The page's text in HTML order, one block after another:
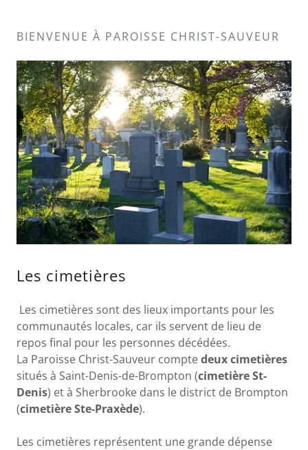
BIENVENUE À PAROISSE CHRIST-SAUVEUR
Les cimetières
Les cimetières sont des lieux importants pour les
communautés locales, car ils servent de lieu de
repos final pour les personnes décédées.
La Paroisse Christ-Sauveur comptedeux cimetières
situés à Saint-Denis-de-Brompton (cimetière St-
Denis) et à Sherbrooke dans le district de Brompton
(cimetière Ste-Praxède).
Les cimetières représentent une grande dépense